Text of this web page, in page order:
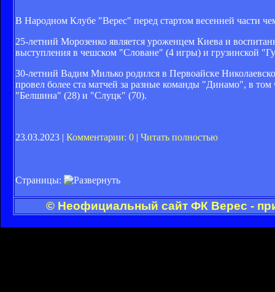
В Народном Клубе "Верес" перед стартом весенней части
25-летний Морозенко является уроженцем Киева и
выступления в чешском "Словане" (4 игры) и грузинской
30-летний Вадим Милько родился в Первоайске
провел более ста матчей за разные команды "Динамо", в
"Белшина" (28) и "Слуцк" (70).
23.03.2023 | Комментарии: 0 | Читать полностью
Страницы:
© Неофициальный сайт ФК Верес -